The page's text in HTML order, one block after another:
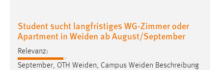
Student sucht langfristiges WG-Zimmer oder
Apartment in Weiden ab August/September
Relevanz:
September, OTH Weiden, Campus Weiden Beschreibung